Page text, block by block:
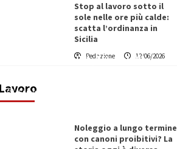
Stop al lavoro sotto il
sole nelle ore più calde:
scatta l’ordinanza in
Sicilia
Redazione 12/06/2026
Lavoro
Vino in Italia: il giro d’affari
contribuisce all’1,1% del PIL
Filippo Cardinale
Noleggio a lungo termine
con canoni proibitivi? La